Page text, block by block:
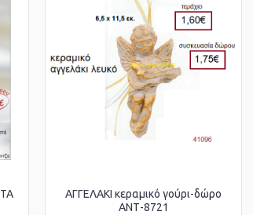
ΑΓΓΕΛΑΚΙ κεραμικό γούρι-δώρο
ΑΝΤ-8721